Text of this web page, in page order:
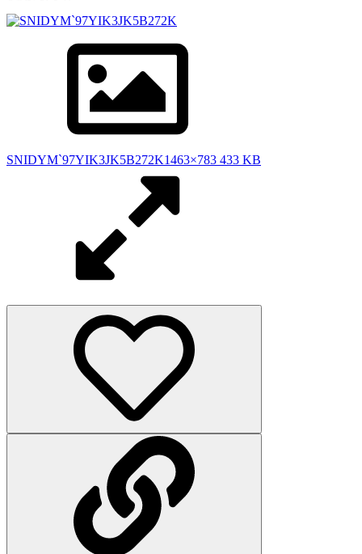
SNIDYM`97YIK3JK5B272K1463×783 433 KB